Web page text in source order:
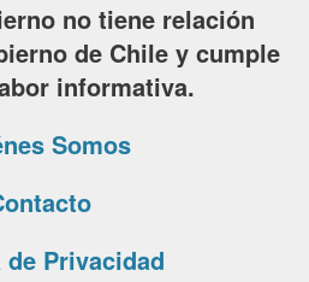
no tiene relación
de Chile y cumple
informativa.
Somos
Privacidad